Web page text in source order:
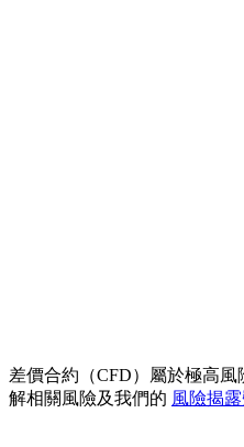
差價合約（CFD）屬於極高
解相關風險及我們的 風險揭